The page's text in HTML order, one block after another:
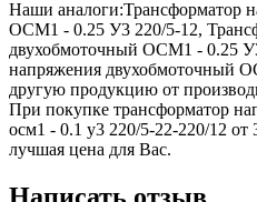
Наши аналоги:Трансформатор
ОСМ1 - 0.25 У3 220/5-12,
двухобмоточный ОСМ1 - 0.25
напряжения двухобмоточный
другую продукцию от
При покупке трансформатор
осм1 - 0.1 у3 220/5-22-220/12 от
лучшая цена для Вас.
Написать отзыв